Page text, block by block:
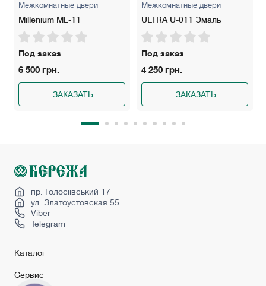
Межкомнатные двери
Millenium ML-11
Под заказ
6 500 грн.
ЗАКАЗАТЬ
Межкомнатные двери
ULTRA U-011 Эмаль
Под заказ
4 250 грн.
ЗАКАЗАТЬ
пр. Голосіївський 17
ул. Златоустовская 55
Viber
Telegram
Каталог
Сервис